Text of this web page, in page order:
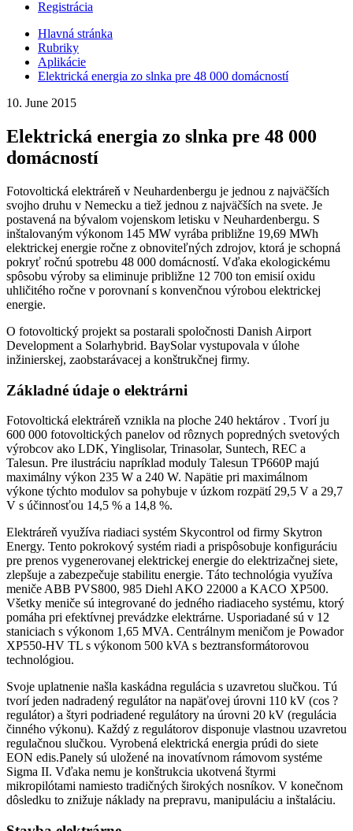
Registrácia
Hlavná stránka
Rubriky
Aplikácie
Elektrická energia zo slnka pre 48 000 domácností
10. June 2015
Elektrická energia zo slnka pre 48 000
domácností
Fotovoltická elektráreň v Neuhardenbergu je jednou z najväčších
svojho druhu v Nemecku a tiež jednou z najväčších na svete. Je
postavená na bývalom vojenskom letisku v Neuhardenbergu. S
inštalovaným výkonom 145 MW vyrába približne 19,69 MWh
elektrickej energie ročne z obnoviteľných zdrojov, ktorá je schopná
pokryť ročnú spotrebu 48 000 domácností. Vďaka ekologickému
spôsobu výroby sa eliminuje približne 12 700 ton emisií oxidu
uhličitého ročne v porovnaní s konvenčnou výrobou elektrickej
energie.
O fotovoltický projekt sa postarali spoločnosti Danish Airport
Development a Solarhybrid. BaySolar vystupovala v úlohe
inžinierskej, zaobstarávacej a konštrukčnej firmy.
Základné údaje o elektrárni
Fotovoltická elektráreň vznikla na ploche 240 hektárov . Tvorí ju
600 000 fotovoltických panelov od rôznych popredných svetových
výrobcov ako LDK, Yinglisolar, Trinasolar, Suntech, REC a
Talesun. Pre ilustráciu napríklad moduly Talesun TP660P majú
maximálny výkon 235 W a 240 W. Napätie pri maximálnom
výkone týchto modulov sa pohybuje v úzkom rozpätí 29,5 V a 29,7
V s účinnosťou 14,5 % a 14,8 %.
Elektráreň využíva riadiaci systém Skycontrol od firmy Skytron
Energy. Tento pokrokový systém riadi a prispôsobuje konfiguráciu
pre prenos vygenerovanej elektrickej energie do elektrizačnej siete,
zlepšuje a zabezpečuje stabilitu energie. Táto technológia využíva
meniče ABB PVS800, 985 Diehl AKO 22000 a KACO XP500.
Všetky meniče sú integrované do jedného riadiaceho systému, ktorý
pomáha pri efektívnej prevádzke elektrárne. Usporiadané sú v 12
staniciach s výkonom 1,65 MVA. Centrálnym meničom je Powador
XP550-HV TL s výkonom 500 kVA s beztransformátorovou
technológiou.
Svoje uplatnenie našla kaskádna regulácia s uzavretou slučkou. Tú
tvorí jeden nadradený regulátor na napäťovej úrovni 110 kV (cos ?
regulátor) a štyri podriadené regulátory na úrovni 20 kV (regulácia
činného výkonu). Každý z regulátorov disponuje vlastnou uzavretou
regulačnou slučkou. Vyrobená elektrická energia prúdi do siete
EON edis.Panely sú uložené na inovatívnom rámovom systéme
Sigma II. Vďaka nemu je konštrukcia ukotvená štyrmi
mikropilótami namiesto tradičných širokých nosníkov. V konečnom
dôsledku to znižuje náklady na prepravu, manipuláciu a inštaláciu.